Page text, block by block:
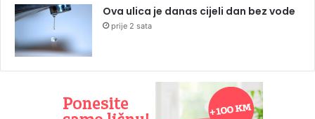
Ova ulica je danas cijeli dan bez vode
prije 2 sata